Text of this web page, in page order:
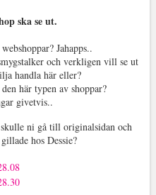
ska se ut.
Jahapps..
och verkligen vill se ut
handla här eller?
här typen av shoppar?
givetvis..
ni gå till originalsidan och
hos Dessie?